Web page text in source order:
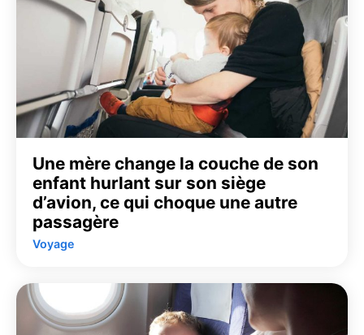
Une mère change la couche de son
enfant hurlant sur son siège
d’avion, ce qui choque une autre
passagère
Voyage